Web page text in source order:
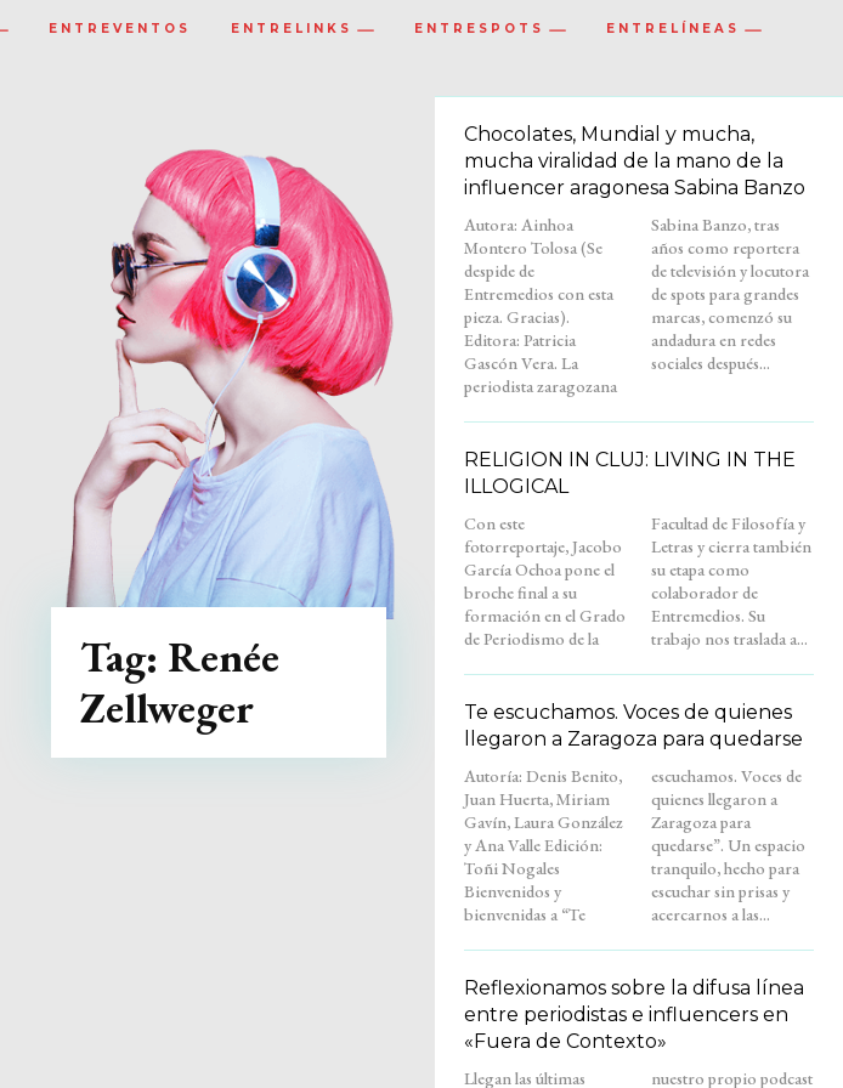
ENTREVENTOS ENTRELINKS ENTRESPOTS ENTRELÍNEAS
Tag: Renée
Zellweger
Chocolates, Mundial y mucha,
mucha viralidad de la mano de la
influencer aragonesa Sabina Banzo
Autora: Ainhoa
Montero Tolosa (Se
despide de
Entremedios con esta
pieza. Gracias).
Editora: Patricia
Gascón Vera. La
periodista zaragozana
Sabina Banzo, tras
años como reportera
de televisión y locutora
de spots para grandes
marcas, comenzó su
andadura en redes
sociales después...
RELIGION IN CLUJ: LIVING IN THE
ILLOGICAL
Con este
fotorreportaje, Jacobo
García Ochoa pone el
broche final a su
formación en el Grado
de Periodismo de la
Facultad de Filosofía y
Letras y cierra también
su etapa como
colaborador de
Entremedios. Su
trabajo nos traslada a...
Te escuchamos. Voces de quienes
llegaron a Zaragoza para quedarse
Autoría: Denis Benito,
Juan Huerta, Miriam
Gavín, Laura González
y Ana Valle Edición:
Toñi Nogales
Bienvenidos y
bienvenidas a “Te
escuchamos. Voces de
quienes llegaron a
Zaragoza para
quedarse”. Un espacio
tranquilo, hecho para
escuchar sin prisas y
acercarnos a las...
Reflexionamos sobre la difusa línea
entre periodistas e influencers en
«Fuera de Contexto»
Llegan las últimas
nuestro propio podcast